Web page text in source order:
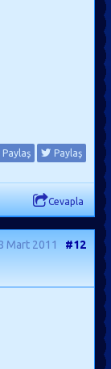
Paylaş Paylaş
Cevapla
Mart 2011 #12